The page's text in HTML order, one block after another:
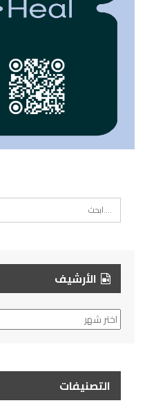
الأرشيف
الأرشيف
التصنيفات